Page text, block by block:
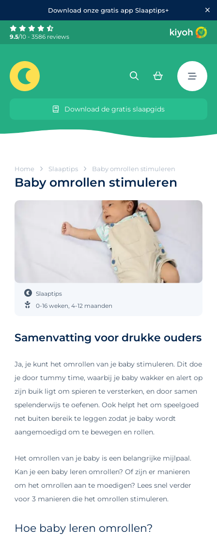
Download onze gratis app Slaaptips+
9.5/10 - 3586 reviews
Download de gratis slaapgids
Home Slaaptips Baby omrollen stimuleren
Baby omrollen stimuleren
Slaaptips
0-16 weken 4-12 maanden
Samenvatting voor drukke ouders
Ja, je kunt het omrollen van je baby stimuleren. Dit doe
je door tummy time, waarbij je baby wakker en alert op
zijn buik ligt om spieren te versterken, en door samen
spelenderwijs te oefenen. Ook helpt het om speelgoed
net buiten bereik te leggen zodat je baby wordt
aangemoedigd om te bewegen en rollen.
Het omrollen van je baby is een belangrijke mijlpaal.
Kan je een baby leren omrollen? Of zijn er manieren
om het omrollen aan te moedigen? Lees snel verder
voor 3 manieren die het omrollen stimuleren.
Hoe baby leren omrollen?